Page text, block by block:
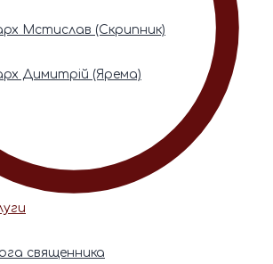
Мстислав (Скрипник)
Димитрій (Ярема)
священника